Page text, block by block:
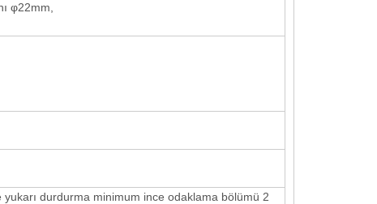
φ22mm,
durdurma minimum ince odaklama bölümü 2